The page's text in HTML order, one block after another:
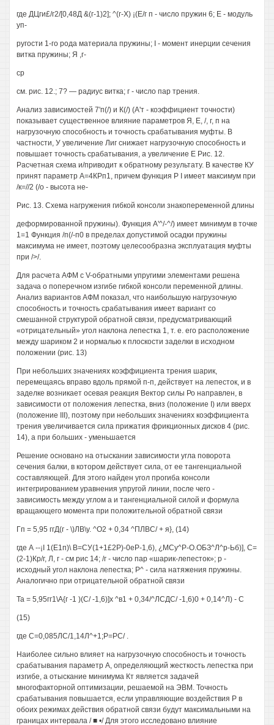
где ДЦги£/г2/[0,48Д &(г-1)2]; ^(г-Х) ¡(Е/г п - число пружин 6; Е - модуль
уп-
ругости 1-го рода материала пружины; I - момент инерции сечения
витка пружины; Я ,г-
ср
см. рис. 12.; 7? — радиус витка; г - число пар трения.
Анализ зависимостей 7'п(/) и К(/) (А'т - коэффициент точности)
показывает существенное влияние параметров Я, Е, /, г, п на
нагрузочную способность и точность срабатывания муфты. В
частности, У увеличение Лиг снижает нагрузочную способность и
повышает точность срабатывания, а увеличение Е Рис. 12.
Расчетная схема и/приводит к обратному результату. В качестве КУ
принят параметр А=4КРп1, причем функция Р I имеет максимум при
/к=//2 (/о - высота не-
Рис. 13. Схема нагружения гибкой консоли знакопеременной длины
деформированной пружины). Функция А'^/-^/) имеет минимум в точке
1=1 Функция /п(/-п0 в пределах допустимой осадки пружины
максимума не имеет, поэтому целесообразна эксплуатация муфты
при />/.
Для расчета АФМ с V-обратными упругими элементами решена
задача о поперечном изгибе гибкой консоли переменной длины.
Анализ вариантов АФМ показал, что наибольшую нагрузочную
способность и точность срабатывания имеет вариант со
смешанной структурой обратной связи, предусматривающий
«отрицательный» угол наклона лепестка 1, т. е. его расположение
между шариком 2 и нормалью к плоскости заделки в исходном
положении (рис. 13)
При небольших значениях коэффициента трения шарик,
перемещаясь вправо вдоль прямой п-п, действует на лепесток, и в
заделке возникает осевая реакция Вектор силы Ро направлен, в
зависимости от положения лепестка, вниз (положение I) или вверх
(положение III), поэтому при небольших значениях коэффициента
трения увеличивается сила прижатия фрикционных дисков 4 (рис.
14), а при больших - уменьшается
Решение основано на отыскании зависимости угла поворота
сечения балки, в котором действует сила, от ее тангенциальной
составляющей. Для этого найден угол прогиба консоли
интегрированием уравнения упругой линии, после чего -
зависимость между углом а и тангенциальной силой и формула
вращающего момента при положительной обратной связи
Гп = 5,95 ггД(г - \)ЛВ\у. ^О2 + 0,34 ^ПЛВС/ + я}, (14)
где А --¡I 1(Е1п)\ В=СУ(1+1£2Р)-0еР-1,6), ¿МСу^Р-О.ОБЗ^Л^р-Ьб)], С=
(2-1)Кр/г, Л, г - см рис 14; /г - число пар «шарик-лепесток»; р -
исходный угол наклона лепестка; Р^ - сила натяжения пружины.
Аналогично при отрицательной обратной связи
Та = 5,95гг1\А{г -1 )(С/ -1,6)]х ^в1 + 0,34/^ЛСДС/ -1,6)0 + 0,14^Л) - С
(15)
где С=0,085ЛС/1,14Л^+1;Р=РС/ .
Наиболее сильно влияет на нагрузочную способность и точность
срабатывания параметр А, определяющий жесткость лепестка при
изгибе, а отыскание минимума Кт является задачей
многофакторной оптимизации, решаемой на ЭВМ. Точность
срабатывания повышается, если управляющие воздействия Р в
обоих режимах действия обратной связи будут максимальными на
границах интервала / ■ •/ Для этого исследовано влияние